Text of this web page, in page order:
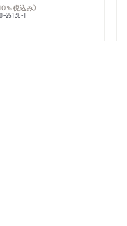
％税込み）
25138-1